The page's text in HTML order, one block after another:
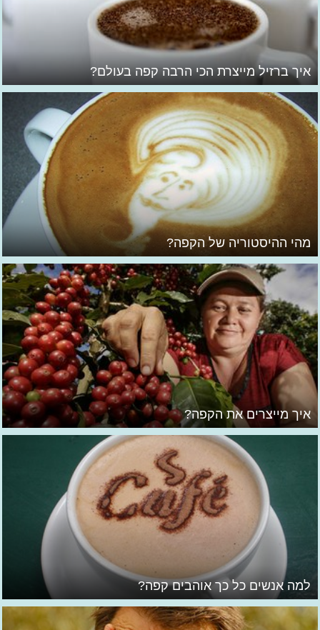
איך ברזיל מייצרת הכי הרבה קפה בעולם?
מהי ההיסטוריה של הקפה?
איך מייצרים את הקפה?
למה אנשים כל כך אוהבים קפה?